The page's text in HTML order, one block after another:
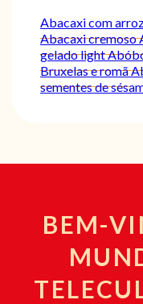
Abacaxi com
Abacaxi cremoso
gelado light
Bruxelas e romã
sementes de
BEM-